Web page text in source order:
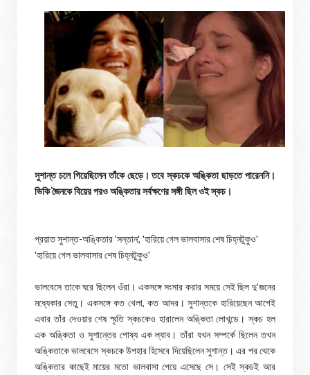
সুশান্ত চলে গিয়েছিলেন তাঁকে ছেড়ে। তবে স্কচকে অঙ্কিতা ছাড়তে পারেননি।
ভিকি জৈনকে বিয়ের পরও অঙ্কিতার সর্বক্ষণের সঙ্গী ছিল ওই স্কচ।
প্রয়াত সুশান্ত-অঙ্কিতার 'সন্তান', 'হারিয়ে গেল ভালবাসার শেষ চিহ্নটুকুও'
'হারিয়ে গেল ভালবাসার শেষ চিহ্নটুকুও'
ভালবেসে তাকে ঘরে ছিলেন ওঁরা। একসঙ্গে সংসার করার সময়ে সেই ছিল দু’জনের
মধ্যেকার সেতু। একসঙ্গে কত খেলা, কত আদর। সুশান্তকে হারিয়েছেন আগেই
এবার তাঁর দেওয়ার শেষ স্মৃতি স্কচকেও হারালেন অঙ্কিতা লোখন্ডে। স্কচ হল
এক অঙ্কিতা ও সুশান্তের পোষ্য এক ল্যাব। তাঁরা যখন সম্পর্কে ছিলেন তখন
অঙ্কিতাকে ভালবেসে স্কচকে উপহার হিসেবে দিয়েছিলেন সুশান্ত। এর পর থেকে
অঙ্কিতার কাছেই মায়ের মতো ভালবাসা পেয়ে এসেছে সে। সেই স্কচই আর